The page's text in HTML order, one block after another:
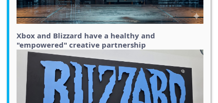
Xbox and Blizzard have a healthy and
"empowered" creative partnership